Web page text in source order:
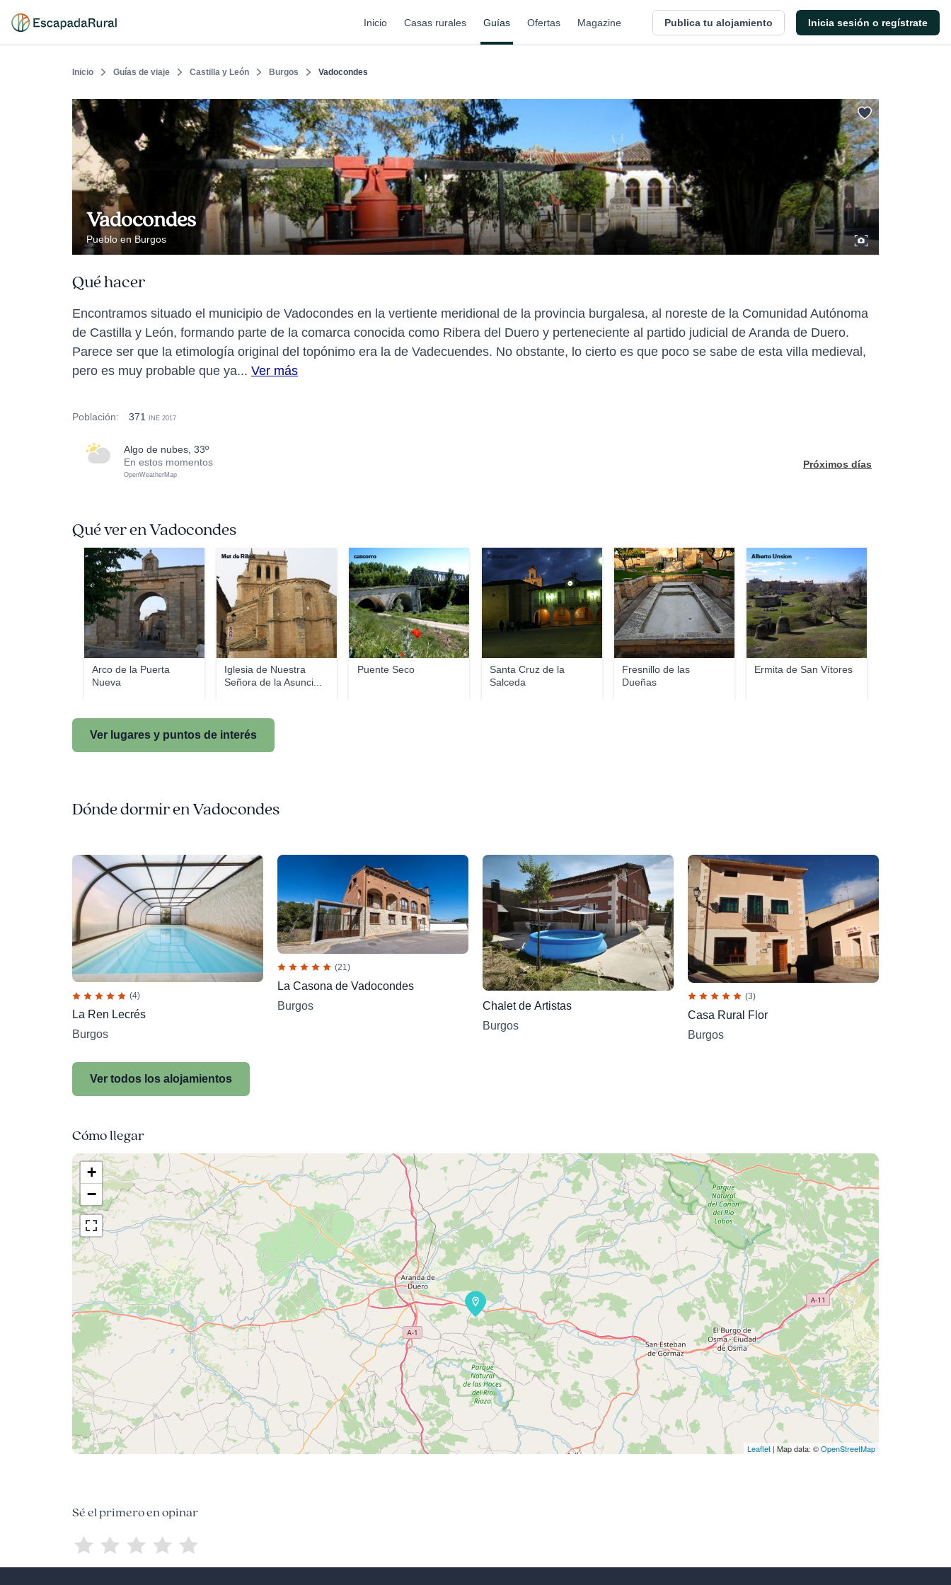
Inicio Casas rurales Guías Ofertas Magazine Publica tu alojamiento Inicia sesión o regístrate
Inicio Guías de viaje Castilla y León Burgos Vadocondes
Vadocondes
Pueblo en Burgos
Qué hacer
Encontramos situado el municipio de Vadocondes en la vertiente meridional de la provincia burgalesa, al noreste de la Comunidad Autónoma
de Castilla y León, formando parte de la comarca conocida como Ribera del Duero y perteneciente al partido judicial de Aranda de Duero.
Parece ser que la etimología original del topónimo era la de Vadecuendes. No obstante, lo cierto es que poco se sabe de esta villa medieval,
pero es muy probable que ya... Ver más
Población: 371 INE 2017
algo de nubes, 33º
En estos momentos
OpenWeatherMap
Próximos días
Qué ver en Vadocondes
Arco de la Puerta
Nueva
Met de Ribes
Iglesia de Nuestra
Señora de la Asunci...
Met de Ribes
Puente Seco
cascorro
Santa Cruz de la
Salceda
Xabier ulma
Fresnillo de las
Dueñas
miguel_63
Ermita de San Vítores
Alberto Unsion
Ver lugares y puntos de interés
Dónde dormir en Vadocondes
(4)
La Ren Lecrés
Burgos
(21)
La Casona de Vadocondes
Burgos
Chalet de Artistas
Burgos
(3)
Casa Rural Flor
Burgos
Ver todos los alojamientos
Cómo llegar
+
−
Leaflet | Map data: ©OpenStreetMap
Sé el primero en opinar